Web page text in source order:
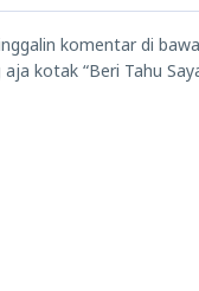
komentar di
kotak “Beri Tahu